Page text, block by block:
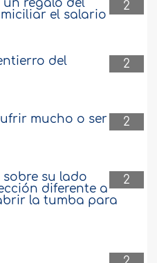
2
un regalo del
el salario
2
del
2
mucho o ser
2
su lado
diferente a
la tumba para